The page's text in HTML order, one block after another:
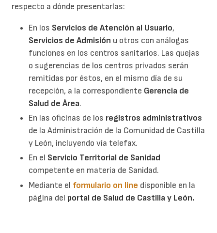
respecto a dónde presentarlas:
En los Servicios de Atención al Usuario,
Servicios de Admisión u otros con análogas
funciones en los centros sanitarios. Las quejas
o sugerencias de los centros privados serán
remitidas por éstos, en el mismo día de su
recepción, a la correspondiente Gerencia de
Salud de Área.
En las oficinas de los registros administrativos
de la Administración de la Comunidad de Castilla
y León, incluyendo vía telefax.
En el Servicio Territorial de Sanidad
competente en materia de Sanidad.
Mediante el formulario on line disponible en la
página del portal de Salud de Castilla y León.